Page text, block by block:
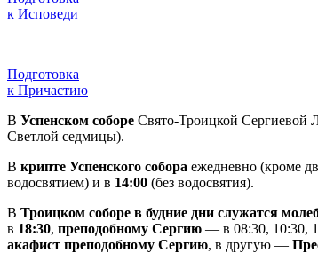
к Исповеди
Подготовка
к Причастию
В Успенском соборе Свято-Троицкой Сергиевой
Светлой седмицы).
В крипте Успенского собора ежедневно (кроме
водосвятием) и в 14:00 (без водосвятия).
В Троицком соборе в будние дни служатся
в 18:30, преподобному Сергию — в 08:30, 10:30,
акафист преподобному Сергию, в другую —